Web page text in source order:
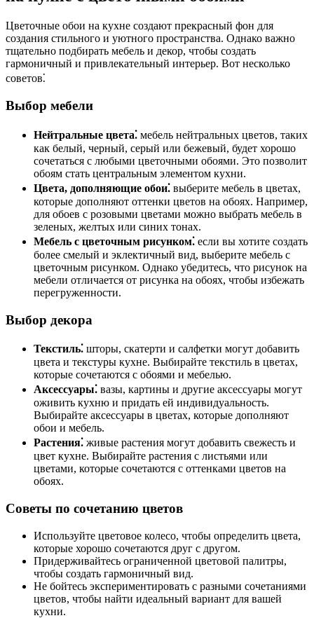
Цветочные обои на кухне создают прекрасный фон для
создания стильного и уютного пространства. Однако важно
тщательно подбирать мебель и декор, чтобы создать
гармоничный и привлекательный интерьер. Вот несколько
советов⁚
Выбор мебели
Нейтральные цвета⁚ мебель нейтральных цветов, таких
как белый, черный, серый или бежевый, будет хорошо
сочетаться с любыми цветочными обоями. Это позволит
обоям стать центральным элементом кухни.
Цвета, дополняющие обои⁚ выберите мебель в цветах,
которые дополняют оттенки цветов на обоях. Например,
для обоев с розовыми цветами можно выбрать мебель в
зеленых, желтых или синих тонах.
Мебель с цветочным рисунком⁚ если вы хотите создать
более смелый и эклектичный вид, выберите мебель с
цветочным рисунком. Однако убедитесь, что рисунок на
мебели отличается от рисунка на обоях, чтобы избежать
перегруженности.
Выбор декора
Текстиль⁚ шторы, скатерти и салфетки могут добавить
цвета и текстуры кухне. Выбирайте текстиль в цветах,
которые сочетаются с обоями и мебелью.
Аксессуары⁚ вазы, картины и другие аксессуары могут
оживить кухню и придать ей индивидуальность.
Выбирайте аксессуары в цветах, которые дополняют
обои и мебель.
Растения⁚ живые растения могут добавить свежесть и
цвет кухне. Выбирайте растения с листьями или
цветами, которые сочетаются с оттенками цветов на
обоях.
Советы по сочетанию цветов
Используйте цветовое колесо, чтобы определить цвета,
которые хорошо сочетаются друг с другом.
Придерживайтесь ограниченной цветовой палитры,
чтобы создать гармоничный вид.
Не бойтесь экспериментировать с разными сочетаниями
цветов, чтобы найти идеальный вариант для вашей
кухни.